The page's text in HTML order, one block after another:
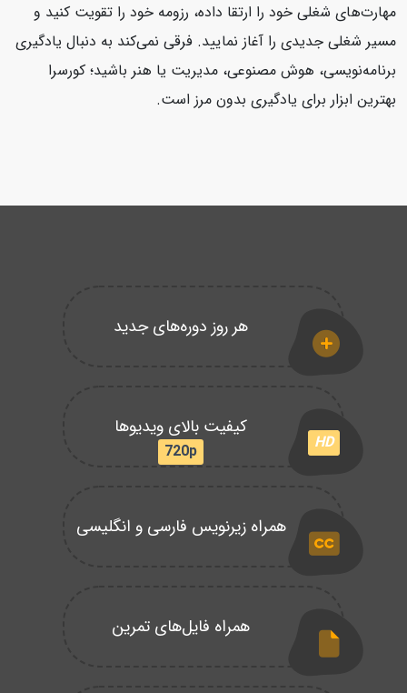
مهارت‌های شغلی خود را ارتقا داده، رزومه خود را تقویت کنید و
مسیر شغلی جدیدی را آغاز نمایید. فرقی نمی‌کند به دنبال یادگیری
برنامه‌نویسی، هوش مصنوعی، مدیریت یا هنر باشید؛ کورسرا
بهترین ابزار برای یادگیری بدون مرز است.
هر روز دوره‌های جدید
HD
کیفیت بالای ویدیوها
720p
همراه زیرنویس فارسی و انگلیسی
همراه فایل‌های تمرین